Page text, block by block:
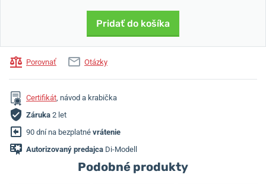
Pridať do košíka
Porovnať Otázky
Certifikát, návod a krabička
Záruka 2 let
90 dní na bezplatné vrátenie
Autorizovaný predajca Di-Modell
Podobné produkty